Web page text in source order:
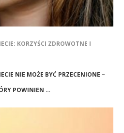
KORZYŚCI ZDROWOTNE I
NIE MOŻE BYĆ PRZECENIONE –
POWINIEN …